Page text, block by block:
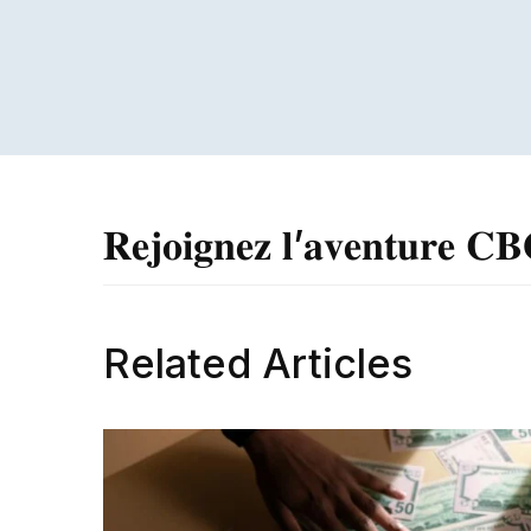
𝐑𝐞𝐣𝐨𝐢𝐠𝐧𝐞𝐳 𝐥’𝐚𝐯𝐞𝐧𝐭𝐮𝐫𝐞
Related Articles